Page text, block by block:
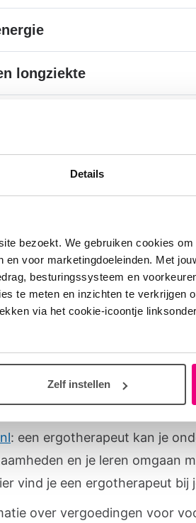
Details
bezoekt. We gebruiken cookies
voor marketingdoeleinden. Met
besturingssysteem en
te meten en inzichten te verkrijgen
via het cookie-icoontje
Zelf instellen
longziekte
goed gebruiken
en hulp
: betrouwbare informatie
: informatie om rekening
longziekte, zoals een lager
grote hoogten.
: een ergotherapeut kan je
en je leren omgaan
vind je een ergotherapeut bij
over vergoedingen voor